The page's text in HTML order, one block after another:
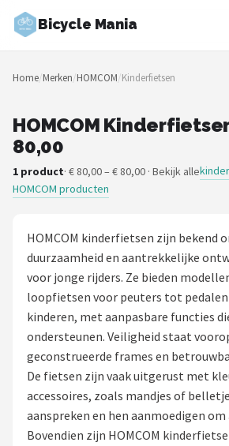
Bicycle Mania
Zoeken
NAVIGATIE
Merken
Blog
Kinderfietsen
Stadsfietsen
Elektrische fietsen
Mountainbikes
Shop
Home/Merken/HOMCOM/Kinderfietsen
HOMCOM
80,00
1 product· € 80,00 – € 80,00 · Bekijk alle
HOMCOM producten
HOMCOM kinderfietsen zijn bekend
duurzaamheid en aantrekkelijke
voor jonge rijders. Ze bieden
loopfietsen voor peuters tot pedalen
kinderen, met aanpasbare functies
ondersteunen. Veiligheid staat
geconstrueerde frames en
De fietsen zijn vaak uitgerust met
accessoires, zoals mandjes of
aanspreken en hen aanmoedigen
Bovendien zijn HOMCOM